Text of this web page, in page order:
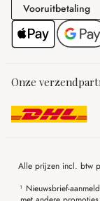
Vooruitbetaling
Onze
Alle prijzen incl. btw
¹ Nieuwsbrief-